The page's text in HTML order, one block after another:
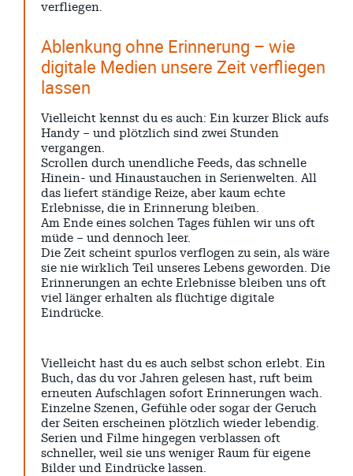
verfliegen.
Ablenkung ohne Erinnerung – wie
digitale Medien unsere Zeit verfliegen
lassen
Vielleicht kennst du es auch: Ein kurzer Blick aufs
Handy – und plötzlich sind zwei Stunden
vergangen.
Scrollen durch unendliche Feeds, das schnelle
Hinein- und Hinaustauchen in Serienwelten. All
das liefert ständige Reize, aber kaum echte
Erlebnisse, die in Erinnerung bleiben.
Am Ende eines solchen Tages fühlen wir uns oft
müde – und dennoch leer.
Die Zeit scheint spurlos verflogen zu sein, als wäre
sie nie wirklich Teil unseres Lebens geworden. Die
Erinnerungen an echte Erlebnisse bleiben uns oft
viel länger erhalten als flüchtige digitale
Eindrücke.
Vielleicht hast du es auch selbst schon erlebt. Ein
Buch, das du vor Jahren gelesen hast, ruft beim
erneuten Aufschlagen sofort Erinnerungen wach.
Einzelne Szenen, Gefühle oder sogar der Geruch
der Seiten erscheinen plötzlich wieder lebendig.
Serien und Filme hingegen verblassen oft
schneller, weil sie uns weniger Raum für eigene
Bilder und Eindrücke lassen.